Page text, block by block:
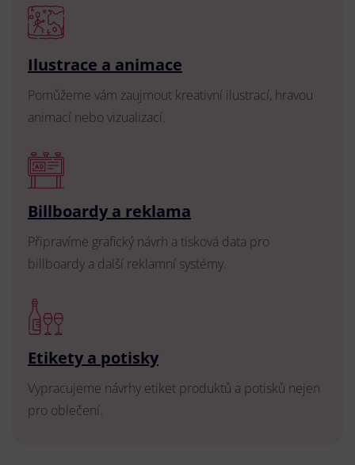
Ilustrace a animace
Pomůžeme vám zaujmout kreativní ilustrací, hravou
animací nebo vizualizací.
Billboardy a reklama
Připravíme grafický návrh a tisková data pro
billboardy a další reklamní systémy.
Etikety a potisky
Vypracujeme návrhy etiket produktů a potisků nejen
pro oblečení.